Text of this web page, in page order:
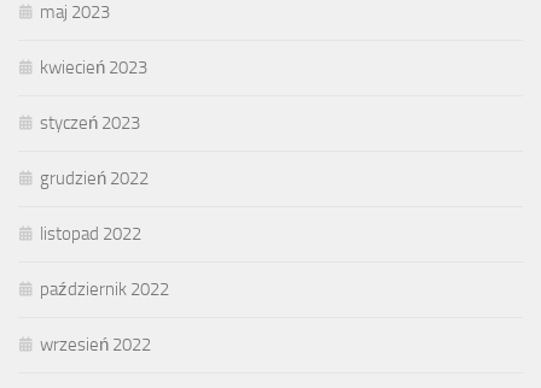
maj 2023
kwiecień 2023
styczeń 2023
grudzień 2022
listopad 2022
październik 2022
wrzesień 2022